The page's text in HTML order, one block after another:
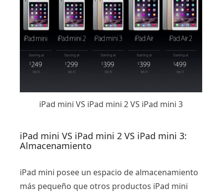
iPad mini VS iPad mini 2 VS iPad mini 3
iPad mini VS iPad mini 2 VS iPad mini 3:
Almacenamiento
iPad mini posee un espacio de almacenamiento
más pequeño que otros productos iPad mini